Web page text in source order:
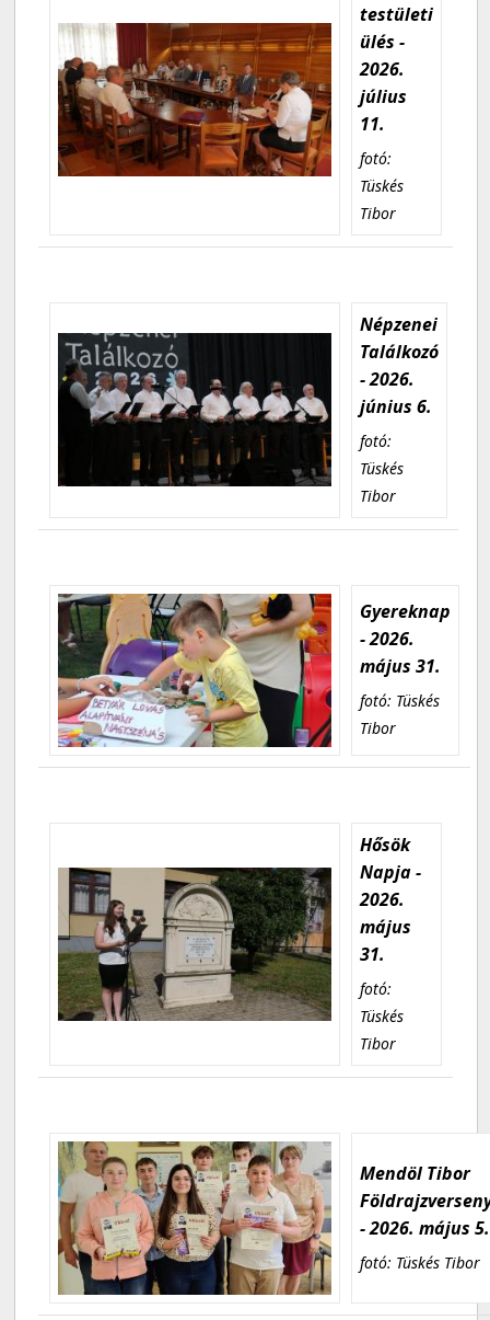
testületi
ülés -
2026.
július
11.
fotó:
Tüskés
Tibor
Népzenei
Találkozó
- 2026.
június 6.
fotó:
Tüskés
Tibor
Gyereknap
- 2026.
május 31.
fotó: Tüskés
Tibor
Hősök
Napja -
2026.
május
31.
fotó:
Tüskés
Tibor
Mendöl Tibor
- 2026. május 5.
fotó: Tüskés Tibor